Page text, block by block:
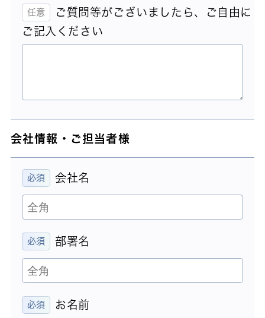
ご質問等がございましたら、ご自由に
ご記入ください
会社情報・ご担当者様
会社名
部署名
お名前